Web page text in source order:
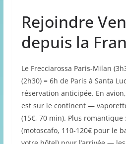
Rejoindre
depuis la
Le Frecciarossa Paris-Milan
(2h30) = 6h de Paris à Santa
réservation anticipée. En
est sur le continent —
(15€, 70 min). Plus romantique
(motoscafo, 110-120€ pour le